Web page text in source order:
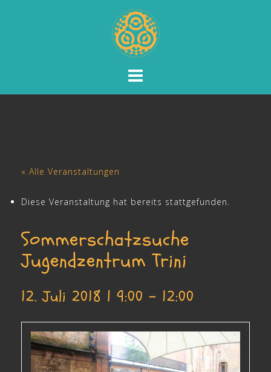
« Alle Veranstaltungen
Diese Veranstaltung hat bereits stattgefunden.
Sommerschatzsuche
Jugendzentrum Trini
12. Juli 2018 | 9:00 - 12:00